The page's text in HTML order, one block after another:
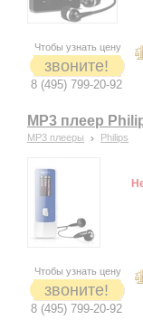
Чтобы узнать цену
звоните!
8 (495) 799-20-92
MP3 плеер
MP3 плееры Philips
Чтобы узнать цену
звоните!
8 (495) 799-20-92